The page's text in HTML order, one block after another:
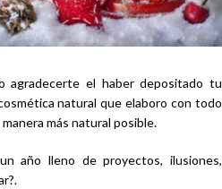
agradecerte el haber depositado tu
natural que elaboro con todo
más natural posible.
año lleno de proyectos, ilusiones,